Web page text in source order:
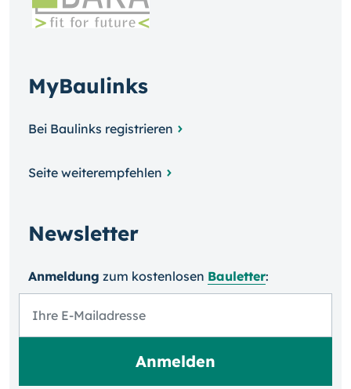
MyBaulinks
Bei Baulinks registrieren
Seite weiterempfehlen
Newsletter
Anmeldung zum kosten­losen Bauletter: